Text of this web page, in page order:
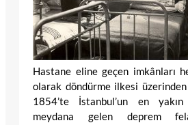
Hastane eline geçen imkânları
olarak döndürme ilkesi üzerinden
1854’te İstanbul’un en yakın
meydana gelen deprem